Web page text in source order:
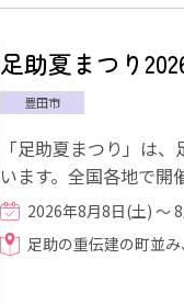
足助夏まつり
豊田市
「足助夏まつり」は
います。全国各地で開
2026年8月8日(土) ～
足助の重伝建の町並